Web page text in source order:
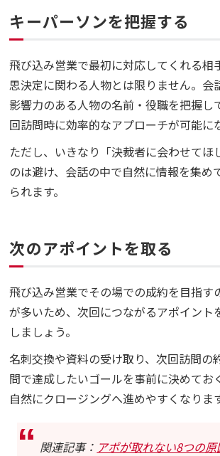
キーパーソンを把握する
飛び込み営業で最初に対応してくれる相
思決定に関わる人物とは限りません。会
影響力のある人物の名前・役職を把握し
回訪問時に効率的なアプローチが可能に
ただし、いきなり「決裁者に会わせてほ
のは避け、会話の中で自然に情報を集め
られます。
次のアポイントを取る
飛び込み営業でその場での成約を目指す
が多いため、次回につながるアポイント
しましょう。
名刺交換や資料の受け取り、次回訪問の
問で達成したいゴールを事前に決めてお
自然にクロージングへ進めやすくなります
関連記事： アポが取れない8つの原